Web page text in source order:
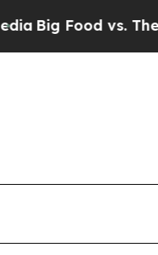
Food vs. The